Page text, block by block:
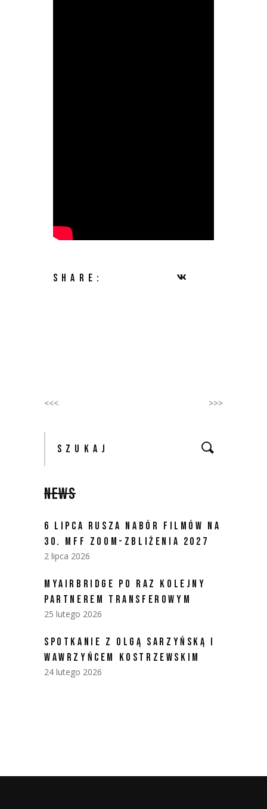
SHARE:
<<< >>>
Szukaj:
NEWS
6 LIPCA RUSZA NABÓR FILMÓW NA
30. MFF ZOOM-ZBLIŻENIA 2027
2 lipca 2026
MYAIRBRIDGE PO RAZ KOLEJNY
PARTNEREM TRANSFEROWYM
25 lutego 2026
SPOTKANIE Z OLGĄ SARZYŃSKĄ I
WAWRZYŃCEM KOSTRZEWSKIM
24 lutego 2026